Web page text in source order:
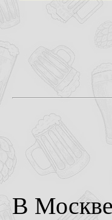
В